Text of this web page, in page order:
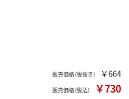
販売価格（税抜き） ￥664
販売価格（税込） ￥730